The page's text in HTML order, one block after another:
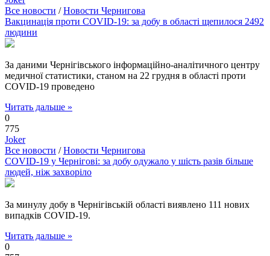
Все новости /Новости Чернигова
Вакцинація проти COVID-19: за добу в області щепилося 2492
людини
За даними Чернігівського інформаційно-аналітичного центру
медичної статистики, станом на 22 грудня в області проти
COVID-19 проведено
Читать дальше »
0
775
Joker
Все новости /Новости Чернигова
COVID-19 у Чернігові: за добу одужало у шість разів більше
людей, ніж захворіло
За минулу добу в Чернігівській області виявлено 111 нових
випадків COVID-19.
Читать дальше »
0